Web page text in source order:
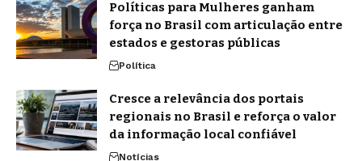
Políticas para Mulheres ganham
força no Brasil com articulação entre
estados e gestoras públicas
Política
Cresce a relevância dos portais
regionais no Brasil e reforça o valor
da informação local confiável
Notícias